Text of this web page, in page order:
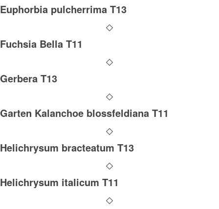
Euphorbia pulcherrima T13
Fuchsia Bella T11
Gerbera T13
Garten Kalanchoe blossfeldiana T11
Helichrysum bracteatum T13
Helichrysum italicum T11